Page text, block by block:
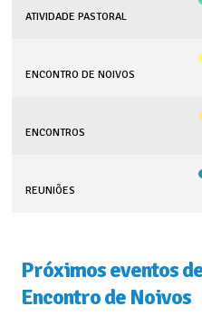
ATIVIDADE PASTORAL
ENCONTRO DE NOIVOS
ENCONTROS
REUNIÕES
Próximos eventos
Encontro de Noivos